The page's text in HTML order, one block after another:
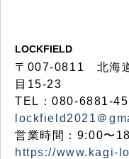
LOCKFIELD
〒007-0811 北海
目15-23
TEL：080-6881-
lockfield2021＠
営業時間：9:00〜
https://www.kagi-